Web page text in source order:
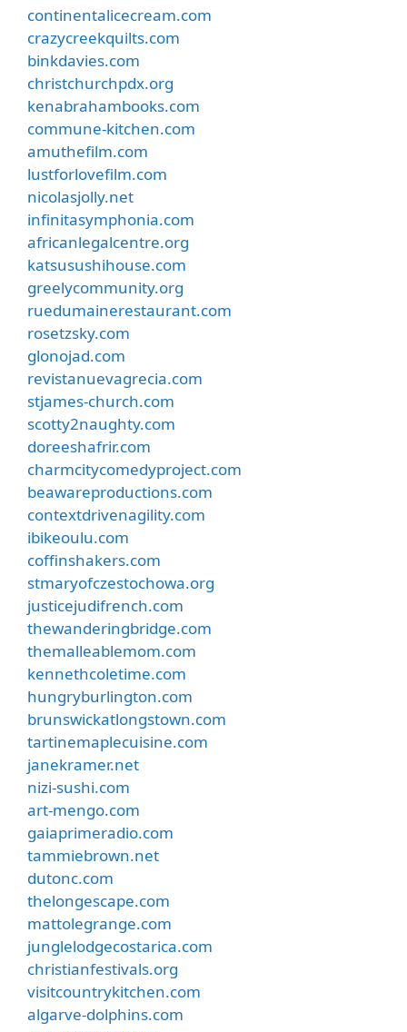
continentalicecream.com
crazycreekquilts.com
binkdavies.com
christchurchpdx.org
kenabrahambooks.com
commune-kitchen.com
amuthefilm.com
lustforlovefilm.com
nicolasjolly.net
infinitasymphonia.com
africanlegalcentre.org
katsusushihouse.com
greelycommunity.org
ruedumainerestaurant.com
rosetzsky.com
glonojad.com
revistanuevagrecia.com
stjames-church.com
scotty2naughty.com
doreeshafrir.com
charmcitycomedyproject.com
beawareproductions.com
contextdrivenagility.com
ibikeoulu.com
coffinshakers.com
stmaryofczestochowa.org
justicejudifrench.com
thewanderingbridge.com
themalleablemom.com
kennethcoletime.com
hungryburlington.com
brunswickatlongstown.com
tartinemaplecuisine.com
janekramer.net
nizi-sushi.com
art-mengo.com
gaiaprimeradio.com
tammiebrown.net
dutonc.com
thelongescape.com
mattolegrange.com
junglelodgecostarica.com
christianfestivals.org
visitcountrykitchen.com
algarve-dolphins.com